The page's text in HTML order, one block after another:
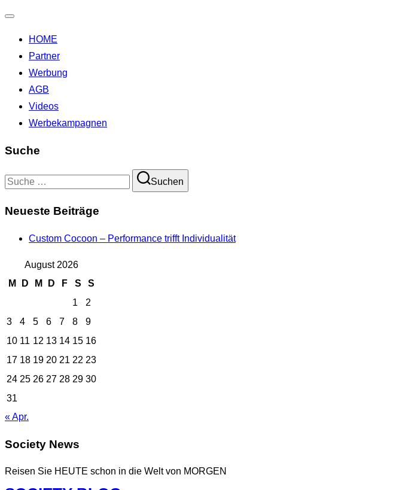
umschalten
HOME
Partner
Werbung
AGB
Videos
Werbekampagnen
Suche
Suchen
Suchen
Neueste Beiträge
Custom Cocoon – Performance trifft Individualität
August 2026
M
D M D F S
S
1
2
3
4 5 6 7 8
9
10 11 12 13 14 15 16
17 18 19 20 21 22 23
24 25 26 27 28 29 30
31
« Apr.
Society News
Reisen Sie HEUTE schon in die Welt von MORGEN
Zum